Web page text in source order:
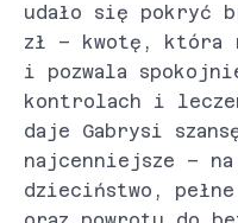
udało się pokryć
zł – kwotę, która
i pozwala
kontrolach i
daje Gabrysi
najcenniejsze –
dzieciństwo,